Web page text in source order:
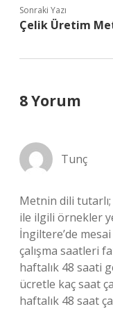
Sonraki Yazı
Çelik Üretim
8 Yorum
Tunç
Metnin dili tutarlı;
ile ilgili örnekler
İngiltere’de
çalışma saatleri
haftalık 48 saati
ücretle kaç saat
haftalık 48 saat